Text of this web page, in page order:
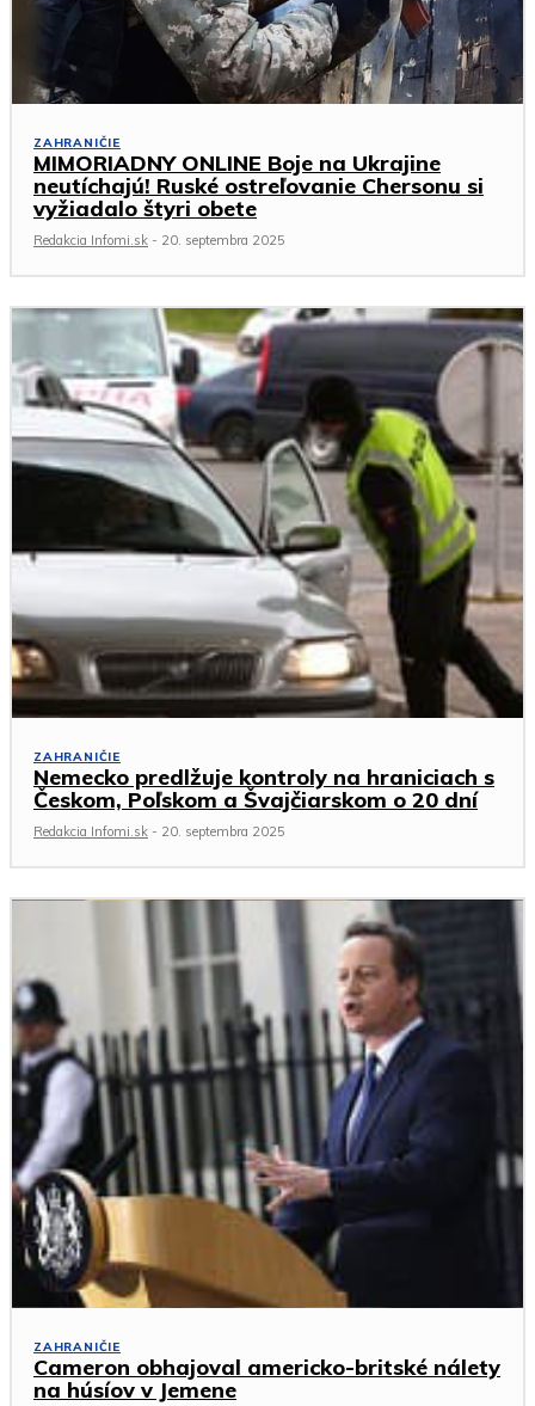
ZAHRANIČIE
MIMORIADNY ONLINE Boje na Ukrajine
neutíchajú! Ruské ostreľovanie Chersonu si
vyžiadalo štyri obete
Redakcia Infomi.sk - 20. septembra 2025
ZAHRANIČIE
Nemecko predlžuje kontroly na hraniciach s
Českom, Poľskom a Švajčiarskom o 20 dní
Redakcia Infomi.sk - 20. septembra 2025
ZAHRANIČIE
Cameron obhajoval americko-britské nálety
na húsíov v Jemene